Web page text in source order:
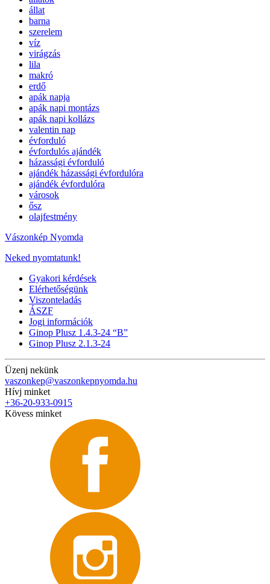
állat
barna
szerelem
víz
virágzás
lila
makró
erdő
apák napja
apák napi montázs
apák napi kollázs
valentin nap
évforduló
évfordulós ajándék
házassági évforduló
ajándék házassági évfordulóra
ajándék évfordulóra
városok
ősz
olajfestmény
Vászonkép Nyomda
Neked nyomtatunk!
Gyakori kérdések
Elérhetőségünk
Viszonteladás
ÁSZF
Jogi információk
Ginop Plusz 1.4.3-24 “B”
Ginop Plusz 2.1.3-24
Üzenj nekünk
vaszonkep@vaszonkepnyomda.hu
Hívj minket
+36-20-933-0915
Kövess minket